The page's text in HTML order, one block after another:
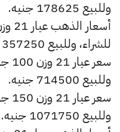
وللبيع 178625 جنيه.
للشراء، وللبيع 357250 جنيه.
وللبيع 714500 جنيه.
وللبيع 1071750 جنيه.